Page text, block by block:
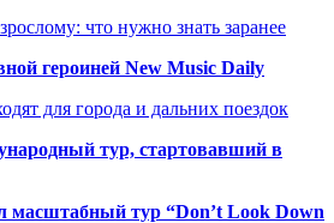
что нужно знать заранее
героиней New Music Daily
для города и дальних поездок
тур, стартовавший в
масштабный тур “Don’t Look Down